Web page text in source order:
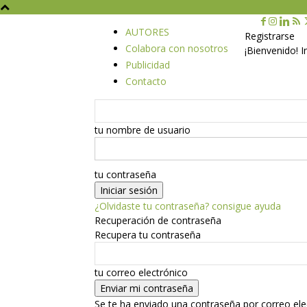
AUTORES
Colabora con nosotros
Publicidad
Contacto
Registrarse
¡Bienvenido!
tu nombre de usuario
tu contraseña
¿Olvidaste tu contraseña? consigue ayuda
Recuperación de contraseña
Recupera tu contraseña
tu correo electrónico
Se te ha enviado una contraseña por correo